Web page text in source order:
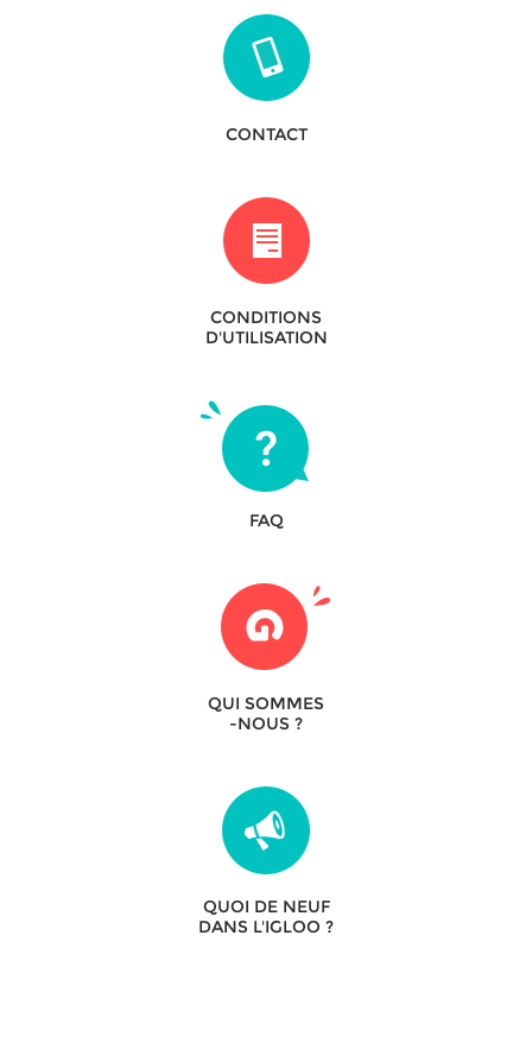
CONTACT
CONDITIONS
D'UTILISATION
FAQ
QUI SOMMES
-NOUS ?
QUOI DE NEUF
DANS L'IGLOO ?